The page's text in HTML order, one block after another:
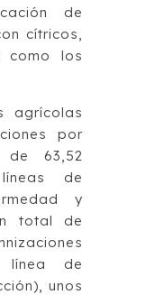
de
cítricos,
como los
agrícolas
por
de 63,52
de
y
total de
línea de
unos